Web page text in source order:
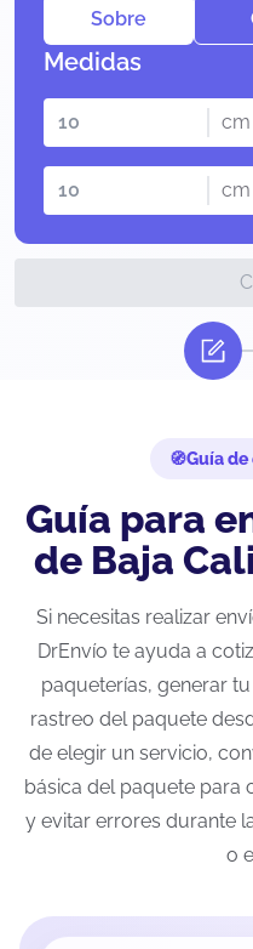
Sobre
Medidas
cm
cm
Guía
Guía para
de Baja
Si necesitas realizar
DrEnvío te ayuda a
paqueterías, generar
rastreo del paquete
de elegir un servicio,
básica del paquete para
y evitar errores durante
o